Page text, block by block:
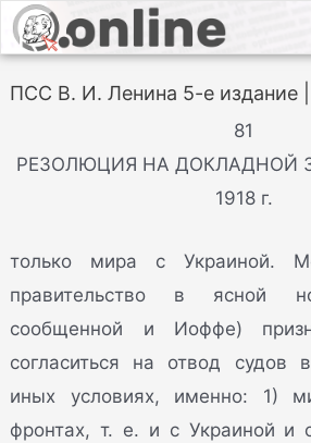
ПСС В. И. Ленина 5-е издание
81
РЕЗОЛЮЦИЯ НА ДОКЛАДНОЙ
1918 г.
только мира с Украиной.
правительство в ясной
сообщенной и Иоффе)
согласиться на отвод судов
иных условиях, именно: 1)
фронтах, т. е. и с Украиной и